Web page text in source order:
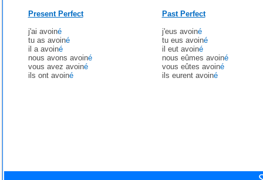
Present Perfect
j'ai avoiné
tu as avoiné
il a avoiné
nous avons avoiné
vous avez avoiné
ils ont avoiné
Past Perfect
j'eus avoiné
tu eus avoiné
il eut avoiné
nous eûmes avoiné
vous eûtes avoiné
ils eurent avoiné